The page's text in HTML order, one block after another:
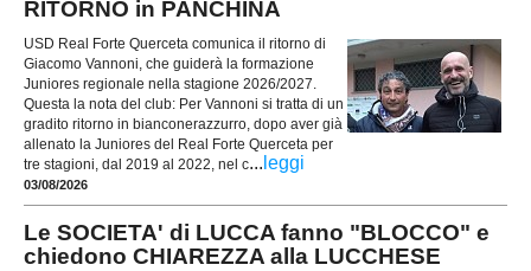
RITORNO in PANCHINA
USD Real Forte Querceta comunica il ritorno di
Giacomo Vannoni, che guiderà la formazione
Juniores regionale nella stagione 2026/2027.
Questa la nota del club: Per Vannoni si tratta di un
gradito ritorno in bianconerazzurro, dopo aver già
allenato la Juniores del Real Forte Querceta per
tre stagioni, dal 2019 al 2022, nel c... leggi
03/08/2026
Le SOCIETA' di LUCCA fanno "BLOCCO" e
chiedono CHIAREZZA alla LUCCHESE